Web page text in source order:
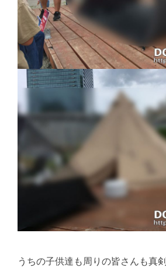
うちの子供達も周りの皆さんも真